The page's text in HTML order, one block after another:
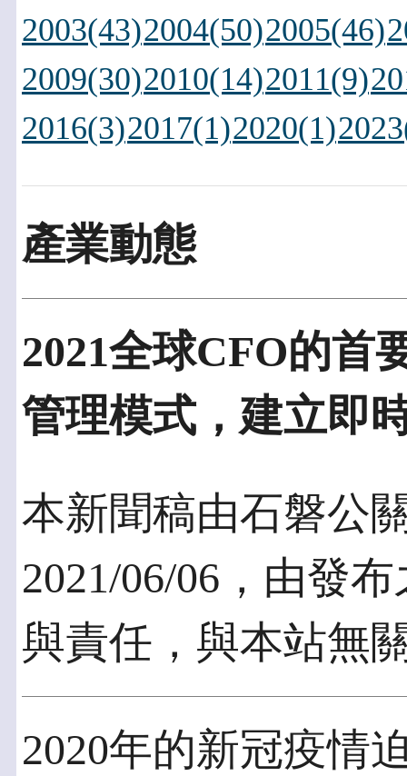
2003(43)2004(50)2005(46)
2009(30)2010(14)2011(9)
2016(3)2017(1)2020(1)
產業動態
2021全球CFO的首
管理模式，建立即
本新聞稿由石磐公
2021/06/06，由發
與責任，與本站無
2020年的新冠疫情